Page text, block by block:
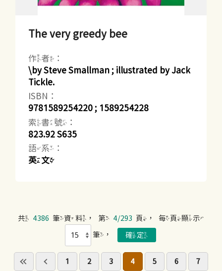
The very greedy bee
作者：
\by Steve Smallman ; illustrated by Jack
Tickle.
ISBN：
9781589254220 ; 1589254228
索書號：
823.92 S635
語系：
英文
共 4386 筆資料，第 4/293 頁，每頁顯示
筆，
1 2 3 4 5 6 7